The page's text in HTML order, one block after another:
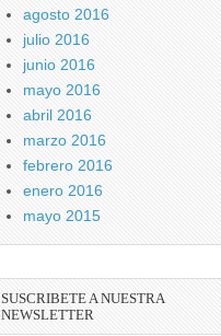
agosto 2016
julio 2016
junio 2016
mayo 2016
abril 2016
marzo 2016
febrero 2016
enero 2016
mayo 2015
SUSCRIBETE A NUESTRA
NEWSLETTER